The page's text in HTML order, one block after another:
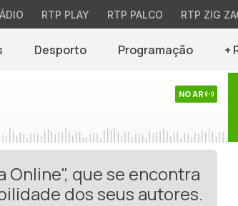
RTP PLAY RTP PALCO RTP ZIG
Desporto Programação +
NO AR
que se encontra
dos seus autores.